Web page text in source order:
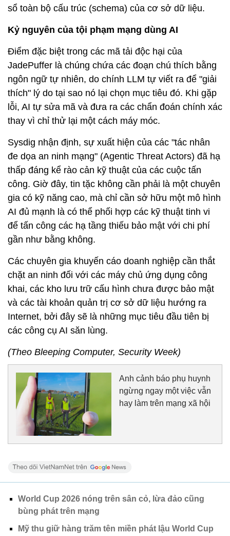
sổ toàn bộ cấu trúc (schema) của cơ sở dữ liệu.
Kỷ nguyên của tội phạm mạng dùng AI
Điểm đặc biệt trong các mã tải độc hại của
JadePuffer là chúng chứa các đoạn chú thích bằng
ngôn ngữ tự nhiên, do chính LLM tự viết ra để "giải
thích" lý do tại sao nó lại chọn mục tiêu đó. Khi gặp
lỗi, AI tự sửa mã và đưa ra các chẩn đoán chính xác
thay vì chỉ thử lại một cách máy móc.
Sysdig nhận định, sự xuất hiện của các "tác nhân
đe dọa an ninh mạng" (Agentic Threat Actors) đã hạ
thấp đáng kể rào cản kỹ thuật của các cuộc tấn
công. Giờ đây, tin tặc không cần phải là một chuyên
gia có kỹ năng cao, mà chỉ cần sở hữu một mô hình
AI đủ mạnh là có thể phối hợp các kỹ thuật tinh vi
để tấn công các hạ tầng thiếu bảo mật với chi phí
gần như bằng không.
Các chuyên gia khuyến cáo doanh nghiệp cần thắt
chặt an ninh đối với các máy chủ ứng dụng công
khai, các kho lưu trữ cấu hình chưa được bảo mật
và các tài khoản quản trị cơ sở dữ liệu hướng ra
Internet, bởi đây sẽ là những mục tiêu đầu tiên bị
các công cụ AI săn lùng.
(Theo Bleeping Computer, Security Week)
Anh cảnh báo phụ huynh
ngừng ngay một việc vẫn
hay làm trên mạng xã hội
World Cup 2026 nóng trên sân cỏ, lừa đảo cũng
bùng phát trên mạng
Mỹ thu giữ hàng trăm tên miền phát lậu World Cup